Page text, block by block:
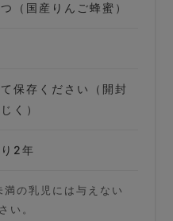
（国産りんご蜂蜜）
保存ください（開封
く）
2年
満の乳児には与えない
い。